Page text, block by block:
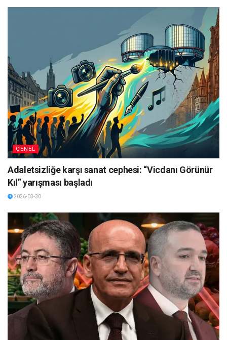
GENEL
Adaletsizliğe karşı sanat cephesi: “Vicdanı Görünür
Kıl” yarışması başladı
2026-03-30